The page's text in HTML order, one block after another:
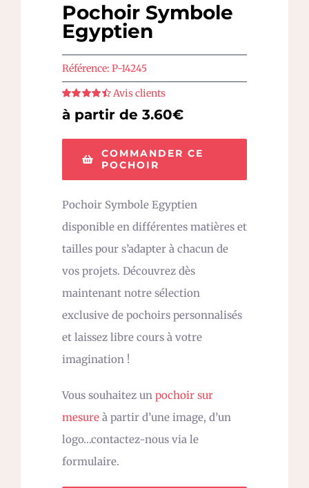
Pochoir Symbole
Egyptien
Référence: P-14245
Note
sur
5
Avis clients
à partir de 3.60€
COMMANDER CE
POCHOIR
Pochoir Symbole Egyptien
disponible en différentes matières et
tailles pour s’adapter à chacun de
vos projets. Découvrez dès
maintenant notre sélection
exclusive de pochoirs personnalisés
et laissez libre cours à votre
imagination !
Vous souhaitez un pochoir sur
mesure à partir d’une image, d’un
logo…contactez-nous via le
formulaire.